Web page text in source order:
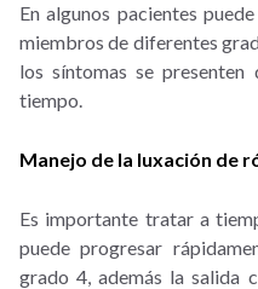
En algunos pacientes
miembros de diferentes
los síntomas se
tiempo.
Manejo de la luxación de
Es importante tratar a
puede progresar
grado 4, además la salida